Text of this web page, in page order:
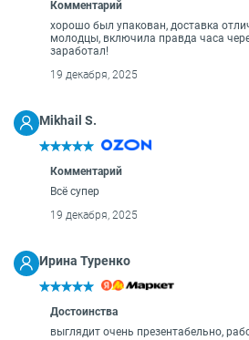
Комментарий
хорошо был упакован, доставка
молодцы, включила правда часа
заработал!
19 декабря, 2025
Mikhail S.
Комментарий
Всё супер
19 декабря, 2025
Ирина Туренко
Достоинства
выглядит очень презентабельно,